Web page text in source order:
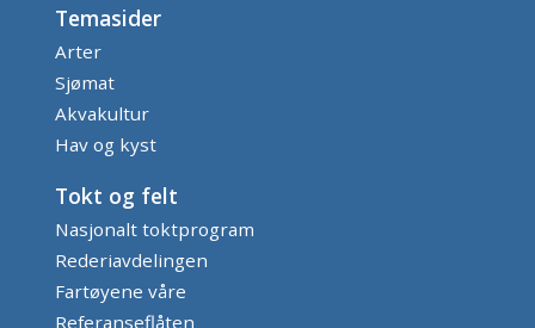
Temasider
Arter
Sjømat
Akvakultur
Hav og kyst
Tokt og felt
Nasjonalt toktprogram
Rederiavdelingen
Fartøyene våre
Referanseflåten